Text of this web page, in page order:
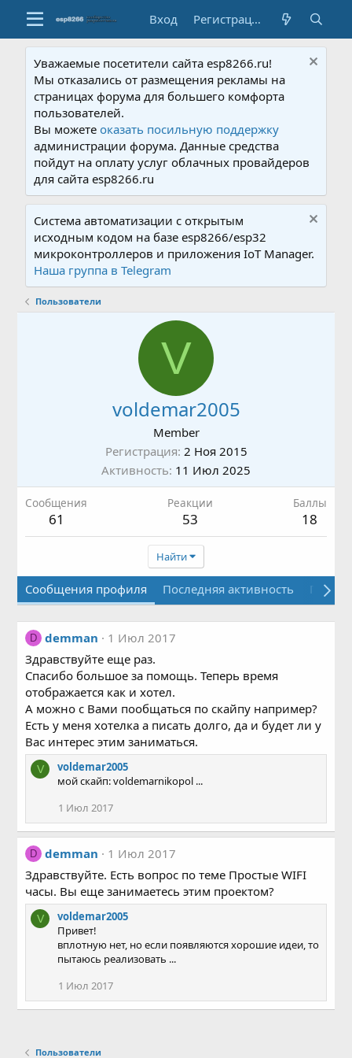
Вход Регистрация
Уважаемые посетители сайта esp8266.ru!
Мы отказались от размещения рекламы на
страницах форума для большего комфорта
пользователей.
Вы можетеоказать посильную поддержку
администрации форума. Данные средства
пойдут на оплату услуг облачных провайдеров
для сайта esp8266.ru
Система автоматизации с открытым
исходным кодом на базе esp8266/esp32
микроконтроллеров и приложения IoT Manager.
Наша группа в Telegram
Пользователи
V
voldemar2005
Member
Регистрация 2 Ноя 2015
Активность 11 Июл 2025
Сообщения
61
Реакции
53
Баллы
18
Найти
Сообщения профиля Последняя активность
D demman
1 Июл 2017
Здравствуйте еще раз.
Спасибо большое за помощь. Теперь время
отображается как и хотел.
А можно с Вами пообщаться по скайпу например?
Есть у меня хотелка а писать долго, да и будет ли у
Вас интерес этим заниматься.
V
voldemar2005
мой скайп: voldemarnikopol ...
1 Июл 2017
D demman
1 Июл 2017
Здравствуйте. Есть вопрос по теме Простые WIFI
часы. Вы еще занимаетесь этим проектом?
V
voldemar2005
Привет!
вплотную нет, но если появляются хорошие идеи, то
пытаюсь реализовать ...
1 Июл 2017
Пользователи